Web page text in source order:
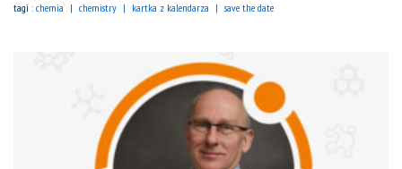
tagi : chemia chemistry kartka z kalendarza save the date